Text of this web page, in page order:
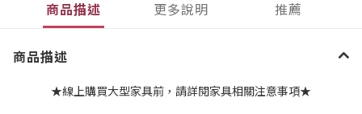
商品描述 更多說明 推薦
商品描述
★線上購買大型家具前，請詳閱家具相關注意事項★